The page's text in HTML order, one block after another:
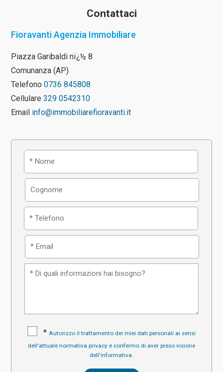
Contattaci
Fioravanti Agenzia Immobiliare
Piazza Garibaldi nï¿½ 8
Comunanza (AP)
Telefono 0736 845808
Cellulare 329 0542310
Email info@immobiliarefioravanti.it
* Autorizzo il trattamento dei miei dati personali ai sensi
dell'attuale normativa privacy e confermo di aver preso visione
dell'informativa.